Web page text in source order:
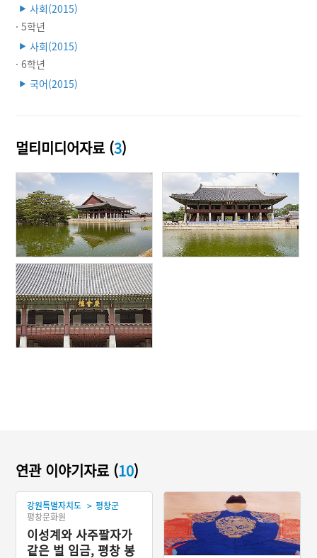
▶ 사회(2015)
· 5학년
▶ 사회(2015)
· 6학년
▶ 국어(2015)
멀티미디어자료 (3)
연관 이야기자료 (10)
강원특별자치도 > 평창군
평창문화원
이성계와 사주팔자가
같은 벌 임금, 평창 봉